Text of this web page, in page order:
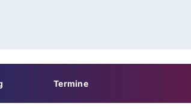
Termine